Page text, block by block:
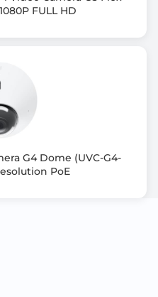
FULL HD
G4 Dome (UVC-G4-
PoE